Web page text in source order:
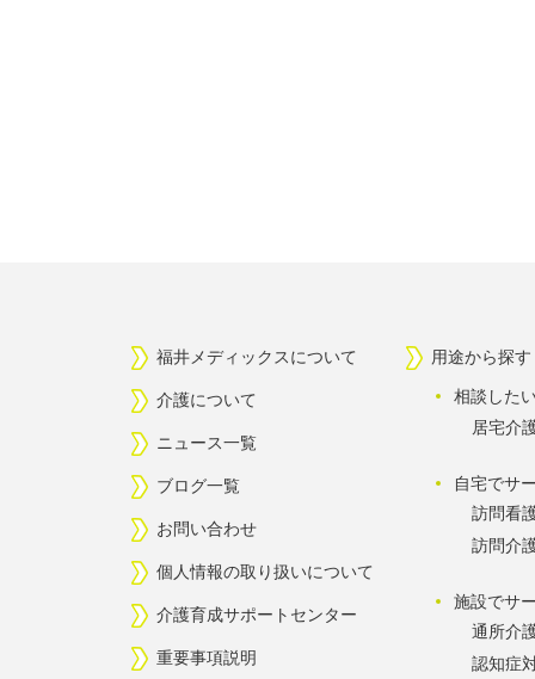
福井メディックスについて
介護について
ニュース一覧
ブログ一覧
お問い合わせ
個人情報の取り扱いについて
介護育成サポートセンター
重要事項説明
用途から探す
相談した
居宅介
自宅でサ
訪問看
訪問介
施設でサ
通所介
認知症